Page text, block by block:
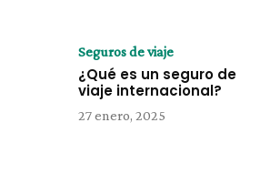
Seguros de viaje
¿Qué es un seguro de
viaje internacional?
27 enero, 2025